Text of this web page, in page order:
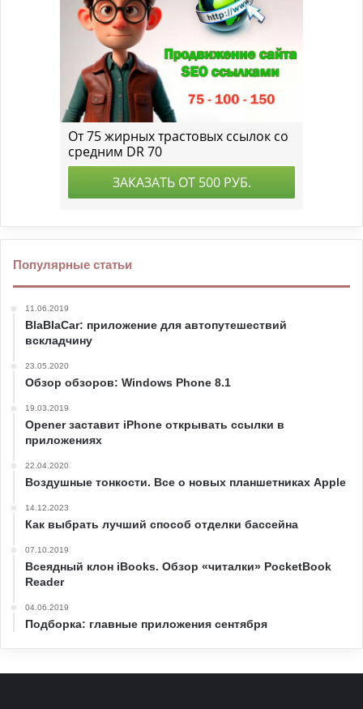
Популярные статьи
11.06.2019
BlaBlaCar: приложение для автопутешествий
вскладчину
23.05.2020
Обзор обзоров: Windows Phone 8.1
19.03.2019
Opener заставит iPhone открывать ссылки в
приложениях
22.04.2020
Воздушные тонкости. Все о новых планшетниках Apple
14.12.2023
Как выбрать лучший способ отделки бассейна
07.10.2019
Всеядный клон iBooks. Обзор «читалки» PocketBook
Reader
04.06.2019
Подборка: главные приложения сентября